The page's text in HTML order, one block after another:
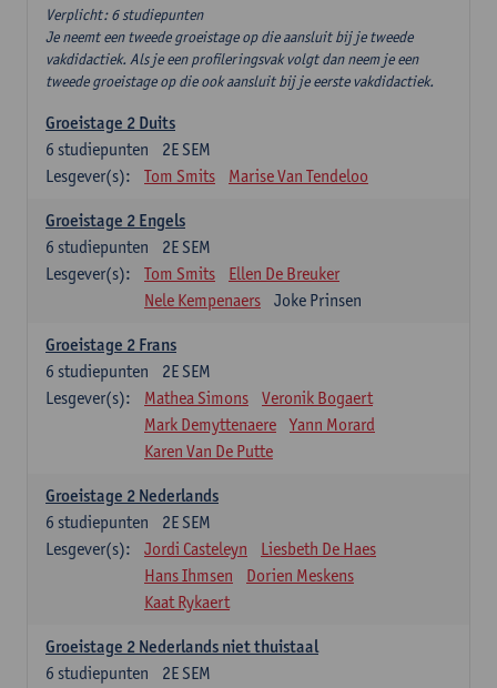
Verplicht: 6 studiepunten
Je neemt een tweede groeistage op die aansluit bij je tweede
vakdidactiek. Als je een profileringsvak volgt dan neem je een
tweede groeistage op die ook aansluit bij je eerste vakdidactiek.
Groeistage 2 Duits
2E SEM
6 studiepunten
Lesgever(s):
Tom Smits Marise Van Tendeloo
Groeistage 2 Engels
2E SEM
6 studiepunten
Lesgever(s):
Tom Smits
Ellen De Breuker
Nele Kempenaers
Joke Prinsen
Groeistage 2 Frans
2E SEM
6 studiepunten
Lesgever(s):
Mathea Simons
Veronik Bogaert
Mark Demyttenaere
Yann Morard
Karen Van De Putte
Groeistage 2 Nederlands
2E SEM
6 studiepunten
Lesgever(s):
Jordi Casteleyn
Liesbeth De Haes
Hans Ihmsen
Dorien Meskens
Kaat Rykaert
Groeistage 2 Nederlands niet thuistaal
2E SEM
6 studiepunten